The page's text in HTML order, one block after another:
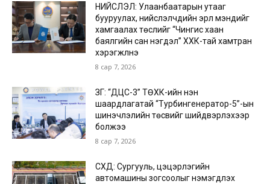
НИЙСЛЭЛ: Улаанбаатарын утааг
бууруулах, нийслэлчүүдийн эрүүл мэндийг
хамгаалах төслийг “Чингис хаан
баялгийн сан нэгдэл” ХХК-тай хамтран
хэрэгжүүлнэ
8 сар 7, 2026
ЗГ: “ДЦС-3” ТӨХК-ийн нэн
шаардлагатай “Турбингенератор-5”-ын
шинэчлэлийн төсвийг шийдвэрлэхээр
болжээ
8 сар 7, 2026
СХД: Сургууль, цэцэрлэгийн
автомашины зогсоолыг нэмэгдүүлэх